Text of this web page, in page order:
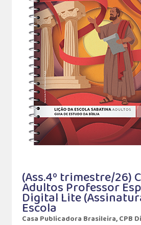
(Ass.4º trimestre/26)
Adultos Professor
Digital Lite
Escola
Casa Publicadora Brasileira, CPB